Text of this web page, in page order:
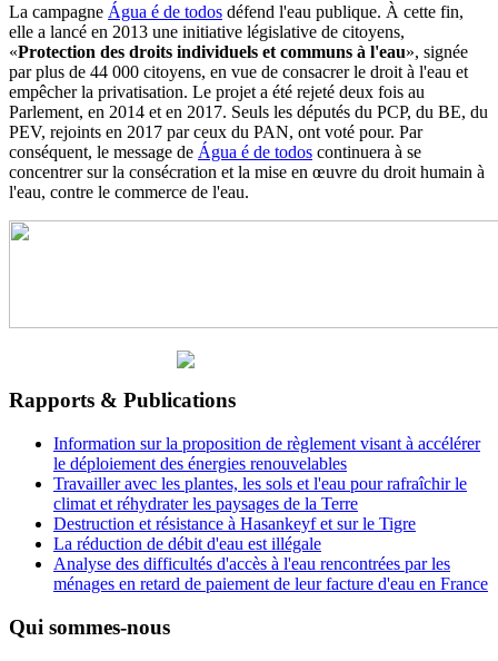
La campagne Água é de todos défend l'eau publique. À cette fin,
elle a lancé en 2013 une initiative législative de citoyens,
«Protection des droits individuels et communs à l'eau», signée
par plus de 44 000 citoyens, en vue de consacrer le droit à l'eau et
empêcher la privatisation. Le projet a été rejeté deux fois au
Parlement, en 2014 et en 2017. Seuls les députés du PCP, du BE, du
PEV, rejoints en 2017 par ceux du PAN, ont voté pour. Par
conséquent, le message de Água é de todos continuera à se
concentrer sur la consécration et la mise en œuvre du droit humain à
l'eau, contre le commerce de l'eau.
Rapports & Publications
Information sur la proposition de règlement visant à accélérer
le déploiement des énergies renouvelables
Travailler avec les plantes, les sols et l'eau pour rafraîchir le
climat et réhydrater les paysages de la Terre
Destruction et résistance à Hasankeyf et sur le Tigre
La réduction de débit d'eau est illégale
Analyse des difficultés d'accès à l'eau rencontrées par les
ménages en retard de paiement de leur facture d'eau en France
Qui sommes-nous